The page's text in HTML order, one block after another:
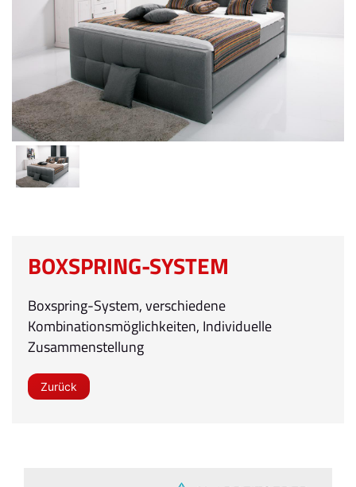
BOXSPRING-SYSTEM
Boxspring-System, verschiedene
Kombinationsmöglichkeiten, Individuelle
Zusammenstellung
Zurück